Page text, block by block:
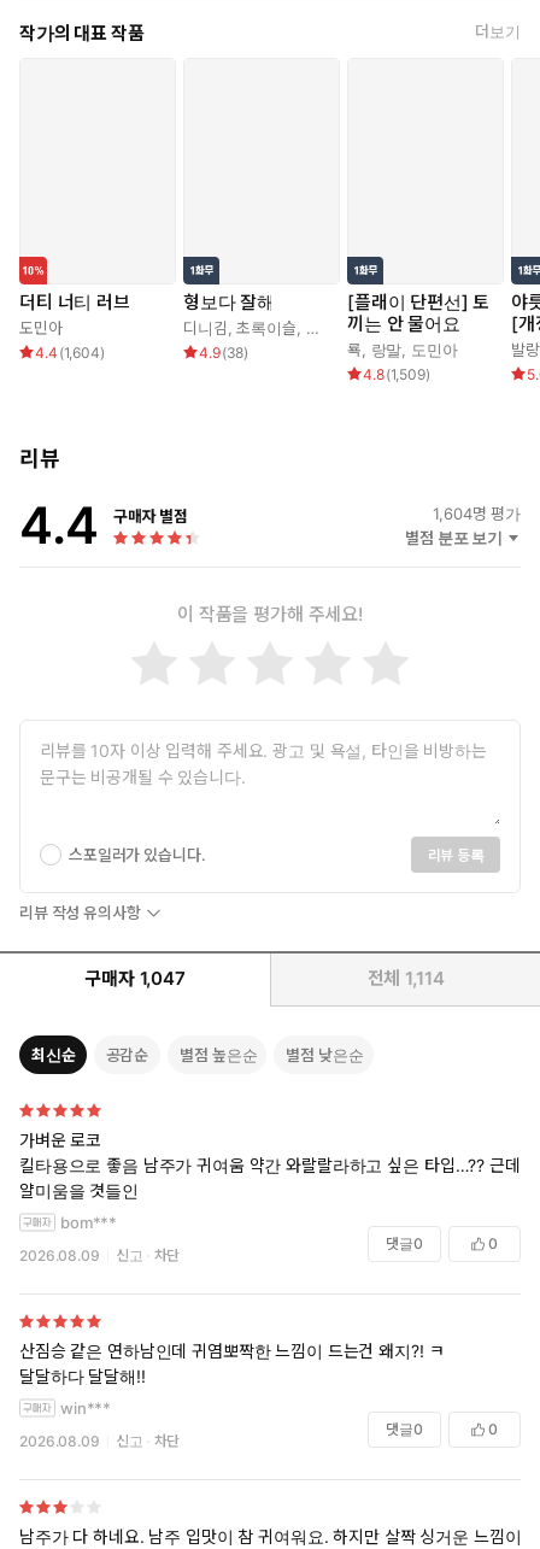
“딴 새끼들이 쳐다보는 거 존나 거슬리니까. 나 눈 돌아가는 꼴
보기 싫으면, 알지?”
생전 티 내지도 않던 질투를 지나,
틈만 나면 귀를 달아오르게 만드는 능글맞은 멘트까지.
“하아… 이런, 어쩌나. 안에다 듬뿍 싸 버렸는데.”
사기 결혼 급으로 저를 속인 남편에게, 서윤은 대책 없이 흔들리고
작가의 대표 작품 더보기
더티 너티 러브
도민아
4.4 (1,604)
형보다 잘해
디니김 ,초록이슬 도민아
4.9(38)
[플래이 단편선] 토
끼는 안 물어요
룍 랑말 도민아
4.8(1,509)
야
[개
발랑
리뷰
4.4 구매자 별점 1,604명 평가
별점 분포 보기
이 작품을 평가해 주세요!
스포일러가 있습니다. 리뷰 등록
리뷰 작성 유의사항
구매자 1,047 전체 1,114
최신순 공감순 별점 높은순 별점 낮은순
가벼운 로코
킬타용으로 좋음 남주가 귀여움 약간 와랄랄라하고 싶은 타입…?? 근데
얄미움을 겻들인
bom***
2026.08.09 신고 차단
댓글0 0
산짐승 같은 연하남인데 귀염뽀짝한 느낌이 드는건 왜지?! ㅋ
달달하다 달달해!!
win***
2026.08.09 신고 차단
댓글0 0
남주가 다 하네요. 남주 입맛이 참 귀여워요. 하지만 살짝 싱거운 느낌이